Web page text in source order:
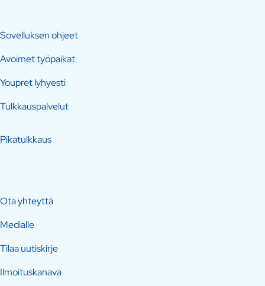
Sovelluksen ohjeet
Avoimet työpaikat
Youpret lyhyesti
Tulkkauspalvelut
Pikatulkkaus
Ota yhteyttä
Medialle
Tilaa uutiskirje
Ilmoituskanava